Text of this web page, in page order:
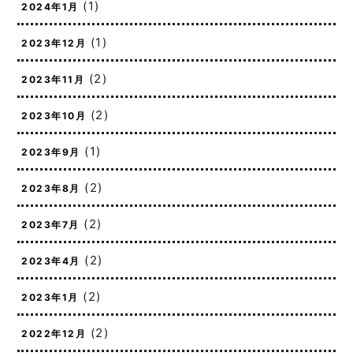
2024年1月(1)
2023年12月 (1)
2023年11月(2)
2023年10月 (2)
2023年9月(1)
2023年8月(2)
2023年7月(2)
2023年4月(2)
2023年1月(2)
2022年12月 (2)